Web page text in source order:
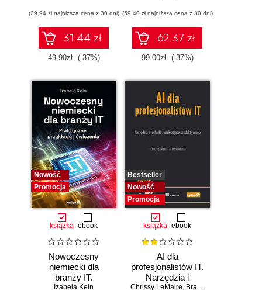
(29,94 zł najniższa cena z 30 dni)
31.44 zł
49.90zł (-37%)
gotowych do pracy
(59,40 zł najniższa cena z 30 dni)
62.37 zł
99.00zł (-37%)
Nowość
Promocja
książka ebook
Nowoczesny
niemiecki dla
branży IT.
Praktyczne
Izabela Kein
Bestseller
Nowość
Promocja
książka ebook
AI dla
profesjonalistów IT.
Narzędzia i
techniki
Chrissy LeMaire, Brandon Abshire